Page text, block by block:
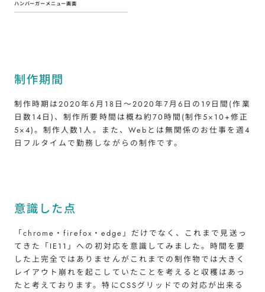
ハンバーガーメニュー画面
制作期間
制作時期は2020年6月18日～2020年7月6日の19日間(作業
日数14日)、制作所要時間は概ね約70時間(制作5×10+修正
5×4)。制作人数1人。また、Webとは無関係のお仕事を週4
日フルタイムで勤務しながらの制作です。
意識した点
「chrome・firefox・edge」だけでなく、これまで見送っ
てきた「IE11」への初対応を意識してみました。時間を要
した上完全ではありませんがこれまでの制作物では大きく
レイアウト崩れを起こしていたことを考えると収穫はあっ
たと考えております。特にCSSグリッドでの対応が出来る